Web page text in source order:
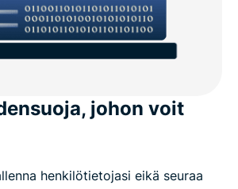
johon voit
henkilötietojasi eikä seuraa